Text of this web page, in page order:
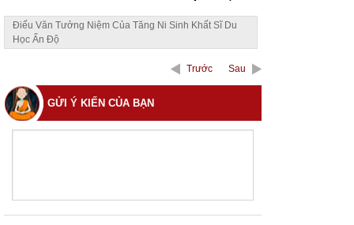
Điếu Văn Tưởng Niệm Của Tăng Ni Sinh Khất Sĩ Du
Học Ấn Độ
Trước Sau
GỬI Ý KIẾN CỦA BẠN